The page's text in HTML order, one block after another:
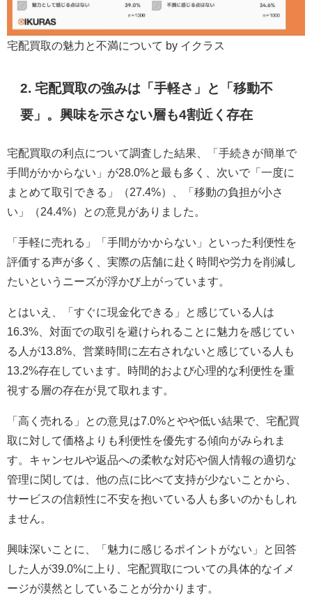
宅配買取の魅力と不満について by イクラス
2. 宅配買取の強みは「手軽さ」と「移動不
要」。興味を示さない層も4割近く存在
宅配買取の利点について調査した結果、「手続きが簡単で
手間がかからない」が28.0%と最も多く、次いで「一度に
まとめて取引できる」（27.4%）、「移動の負担が小さ
い」（24.4%）との意見がありました。
「手軽に売れる」「手間がかからない」といった利便性を
評価する声が多く、実際の店舗に赴く時間や労力を削減し
たいというニーズが浮かび上がっています。
とはいえ、「すぐに現金化できる」と感じている人は
16.3%、対面での取引を避けられることに魅力を感じてい
る人が13.8%、営業時間に左右されないと感じている人も
13.2%存在しています。時間的および心理的な利便性を重
視する層の存在が見て取れます。
「高く売れる」との意見は7.0%とやや低い結果で、宅配買
取に対して価格よりも利便性を優先する傾向がみられま
す。キャンセルや返品への柔軟な対応や個人情報の適切な
管理に関しては、他の点に比べて支持が少ないことから、
サービスの信頼性に不安を抱いている人も多いのかもしれ
ません。
興味深いことに、「魅力に感じるポイントがない」と回答
した人が39.0%に上り、宅配買取についての具体的なイメ
ージが漠然としていることが分かります。